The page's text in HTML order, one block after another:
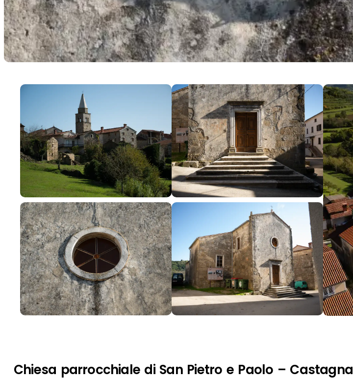
Chiesa parrocchiale di San Pietro e Paolo – Castagna